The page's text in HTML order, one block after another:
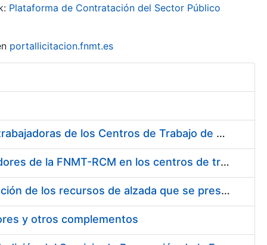
Plataforma de Contratación del Sector Público
portallicitacion.fnmt.es
Suministro de Protectores Auditivos a medida para las personas trabajadoras de los Centros de Trabajo de Madrid y Burgos
Suministro de gafas graduadas antiproyecciones para los trabajadores de la FNMT-RCM en los centros de trabajo de Madrid y Burgos
Servicios de una empresa externa para el asesoramiento y resolución de los recursos de alzada que se presentan relacionados con procesos de selección para la FNMT-RCM
y otros complementos